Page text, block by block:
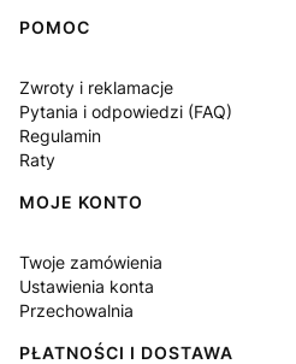
Linki w stopce
POMOC
Zwroty i reklamacje
Pytania i odpowiedzi (FAQ)
Regulamin
Raty
MOJE KONTO
Twoje zamówienia
Ustawienia konta
Przechowalnia
PŁATNOŚCI I DOSTAWA